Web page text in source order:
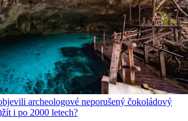
archeologové neporušený čokoládový
i po 2000 letech?